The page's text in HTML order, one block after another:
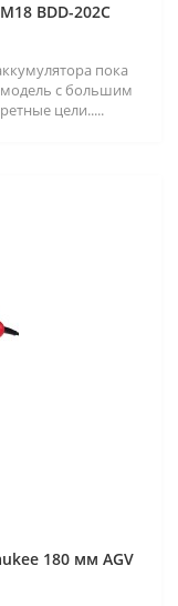
BDD-202C
пока
модель с большим
цели.....
180 мм AGV